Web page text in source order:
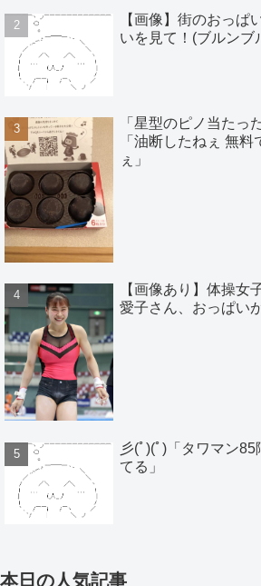
【画像】街のおっぱ
いを見て！(ブルンブ
「星型のピノ当た
「油断したねぇ 無
ぇ」
【画像あり】体操女
愛子さん、おっぱい
彡(ﾟ)(ﾟ)「タワマン
てる」
本日の人気記事